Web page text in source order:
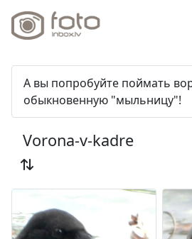
А вы попробуйте поймать
обыкновенную "мыльницу"!
Vorona-v-kadre